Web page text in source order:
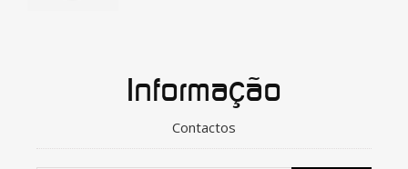
Informação
Contactos